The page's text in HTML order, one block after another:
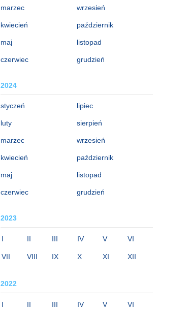
marzec
kwiecień
maj
czerwiec
wrzesień
październik
listopad
grudzień
2024
styczeń
luty
marzec
kwiecień
maj
czerwiec
lipiec
sierpień
wrzesień
październik
listopad
grudzień
2023
I II III IV V VI
VII VIII IX X XI XII
2022
I II III IV V VI